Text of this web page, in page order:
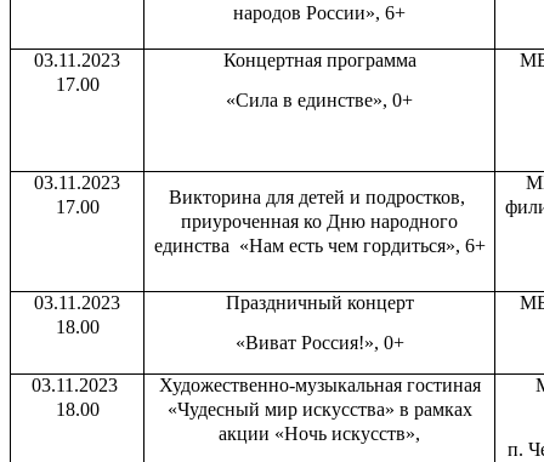
народов России», 6+
03.11.2023
17.00
Концертная программа
«Сила в единстве», 0+
03.11.2023
17.00
Викторина для детей и подростков,
приуроченная ко Дню народного
единства «Нам есть чем гордиться», 6+
03.11.2023
18.00
Праздничный концерт
«Виват Россия!», 0+
03.11.2023
18.00
Художественно-музыкальная гостиная
«Чудесный мир искусства» в рамках
акции «Ночь искусств»,
п.